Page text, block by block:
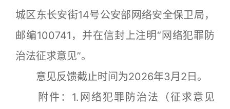
城区东长安街14号公安部网络安全保卫局，
邮编100741，并在信封上注明“网络犯罪防
治法征求意见”。
意见反馈截止时间为2026年3月2日。
附件：1.网络犯罪防治法（征求意见